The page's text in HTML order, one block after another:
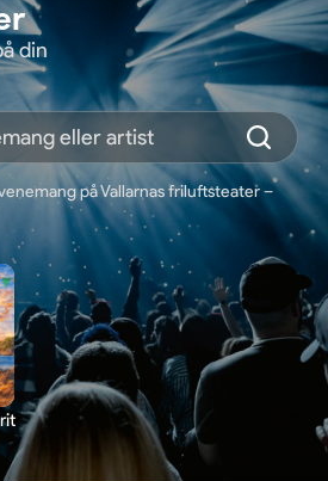
din
på Vallarnas friluftsteater –